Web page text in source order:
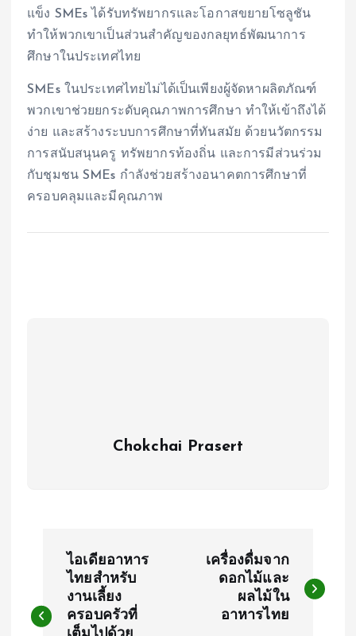
แข็ง SMEs ได้รับทรัพยากรและโอกาสขยายโซลูชัน
ทำให้พวกเขาเป็นส่วนสำคัญของกลยุทธ์พัฒนาการ
ศึกษาในประเทศไทย
SMEs ในประเทศไทยไม่ได้เป็นเพียงผู้จัดหาผลิตภัณฑ์
พวกเขาช่วยยกระดับคุณภาพการศึกษา ทำให้เข้าถึงได้
ง่าย และสร้างระบบการศึกษาที่ทันสมัย ด้วยนวัตกรรม
การสนับสนุนครู ทรัพยากรท้องถิ่น และการมีส่วนร่วม
กับชุมชน SMEs กำลังช่วยสร้างอนาคตการศึกษาที่
ครอบคลุมและมีคุณภาพ
Chokchai Prasert
s
ไอเดียอาหาร
ไทยสำหรับ
งานเลี้ยง
ครอบครัวที่
เครื่องดื่มจาก
ดอกไม้และ
ผลไม้ใน
อาหารไทย